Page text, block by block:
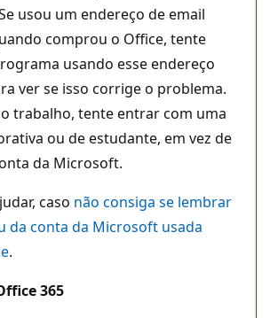
usou um endereço de email
comprou o Office, tente
usando esse endereço
ver se isso corrige o problema.
trabalho, tente entrar com uma
ou de estudante, em vez de
da Microsoft.
caso não consiga se lembrar
da conta da Microsoft usada
.
365